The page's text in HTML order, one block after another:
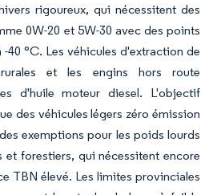
rigoureux, qui nécessitent des
0W-20 et 5W-30 avec des points
40 °C. Les véhicules d'extraction de
et les engins hors route
d'huile moteur diesel. L'objectif
des véhicules légers zéro émission
exemptions pour les poids lourds
et forestiers, qui nécessitent encore
TBN élevé. Les limites provinciales